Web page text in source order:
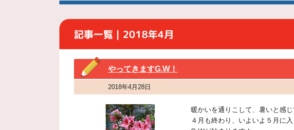
記事一覧｜2018年4月
やってきますG.W！
2018年4月28日
暖かいを通りこして、暑いと感
４月も終わり、いよいよ５月に